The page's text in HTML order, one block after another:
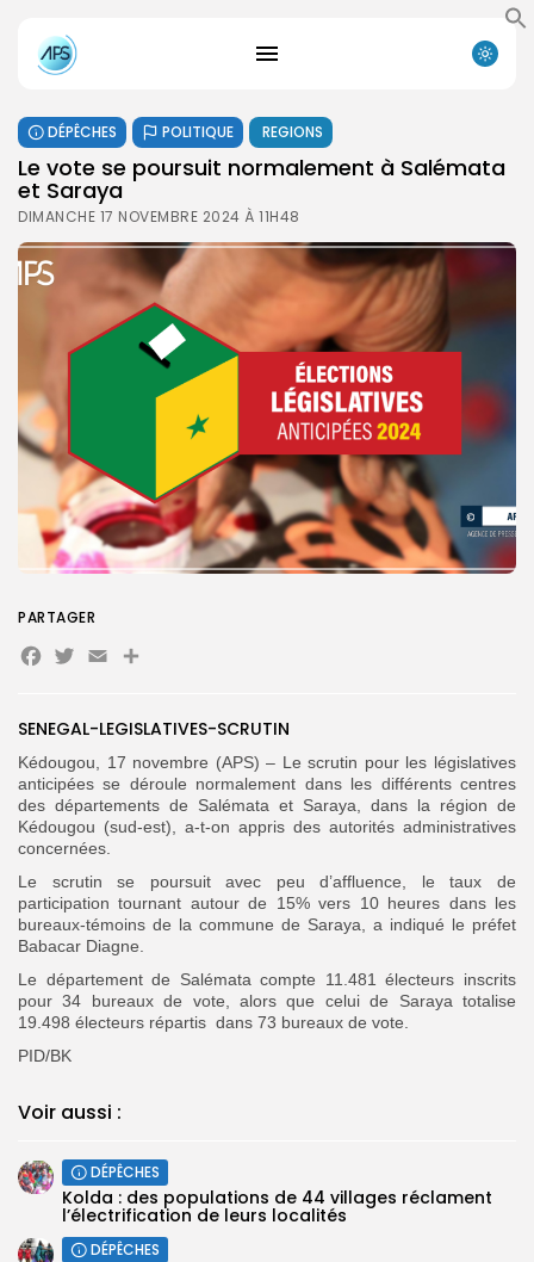
Search
Search
DÉPÊCHES POLITIQUE REGIONS
Le vote se poursuit normalement à Salémata
et Saraya
DIMANCHE 17 NOVEMBRE 2024 À 11H48
SENEGAL-LEGISLATIVES-SCRUTIN
Kédougou, 17 novembre (APS) – Le scrutin pour les législatives
anticipées se déroule normalement dans les différents centres
des départements de Salémata et Saraya, dans la région de
Kédougou (sud-est), a-t-on appris des autorités administratives
concernées.
Le scrutin se poursuit avec peu d’affluence, le taux de
participation tournant autour de 15% vers 10 heures dans les
bureaux-témoins de la commune de Saraya, a indiqué le préfet
Babacar Diagne.
Le département de Salémata compte 11.481 électeurs inscrits
pour 34 bureaux de vote, alors que celui de Saraya totalise
19.498 électeurs répartis dans 73 bureaux de vote.
PID/BK
Voir aussi :
DÉPÊCHES
Kolda : des populations de 44 villages réclament
l’électrification de leurs localités
DÉPÊCHES
PARTAGER
Facebook
Twitter
EmailPartager